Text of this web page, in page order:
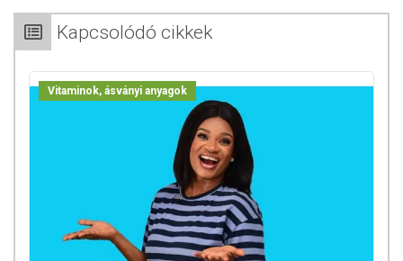
használatát beszélje meg kezelőorvosával. Az ajánlott napi
fogyasztási mennyiséget ne lépje túl! Ne szedje a készítményt, ha az
összetevők bármelyikére érzékeny vagy allergiás! Kisgyermektől
elzárva tartandó!
Kapcsolódó cikkek
Vitaminok, ásványi anyagok